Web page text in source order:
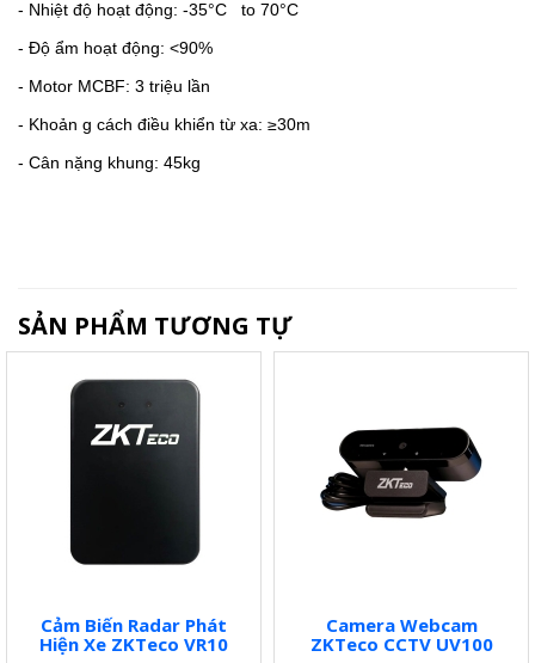
- Nhiệt độ hoạt động: -35°C
to 70°C
- Độ ẩm hoạt động: <90%
- Motor MCBF: 3 triệu lần
- Khoản g cách điều khiển từ xa: ≥30m
- Cân nặng khung: 45kg
SẢN PHẨM TƯƠNG TỰ
Cảm Biến Radar Phát
Hiện Xe ZKTeco VR10
Camera Webcam
ZKTeco CCTV UV100